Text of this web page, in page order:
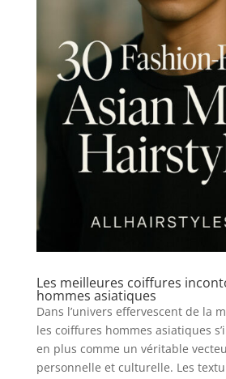
Les meilleures coiffures
hommes asiatiques
Dans l’univers effervescent de la
les coiffures hommes asiatiques
en plus comme un véritable
personnelle et culturelle. Les